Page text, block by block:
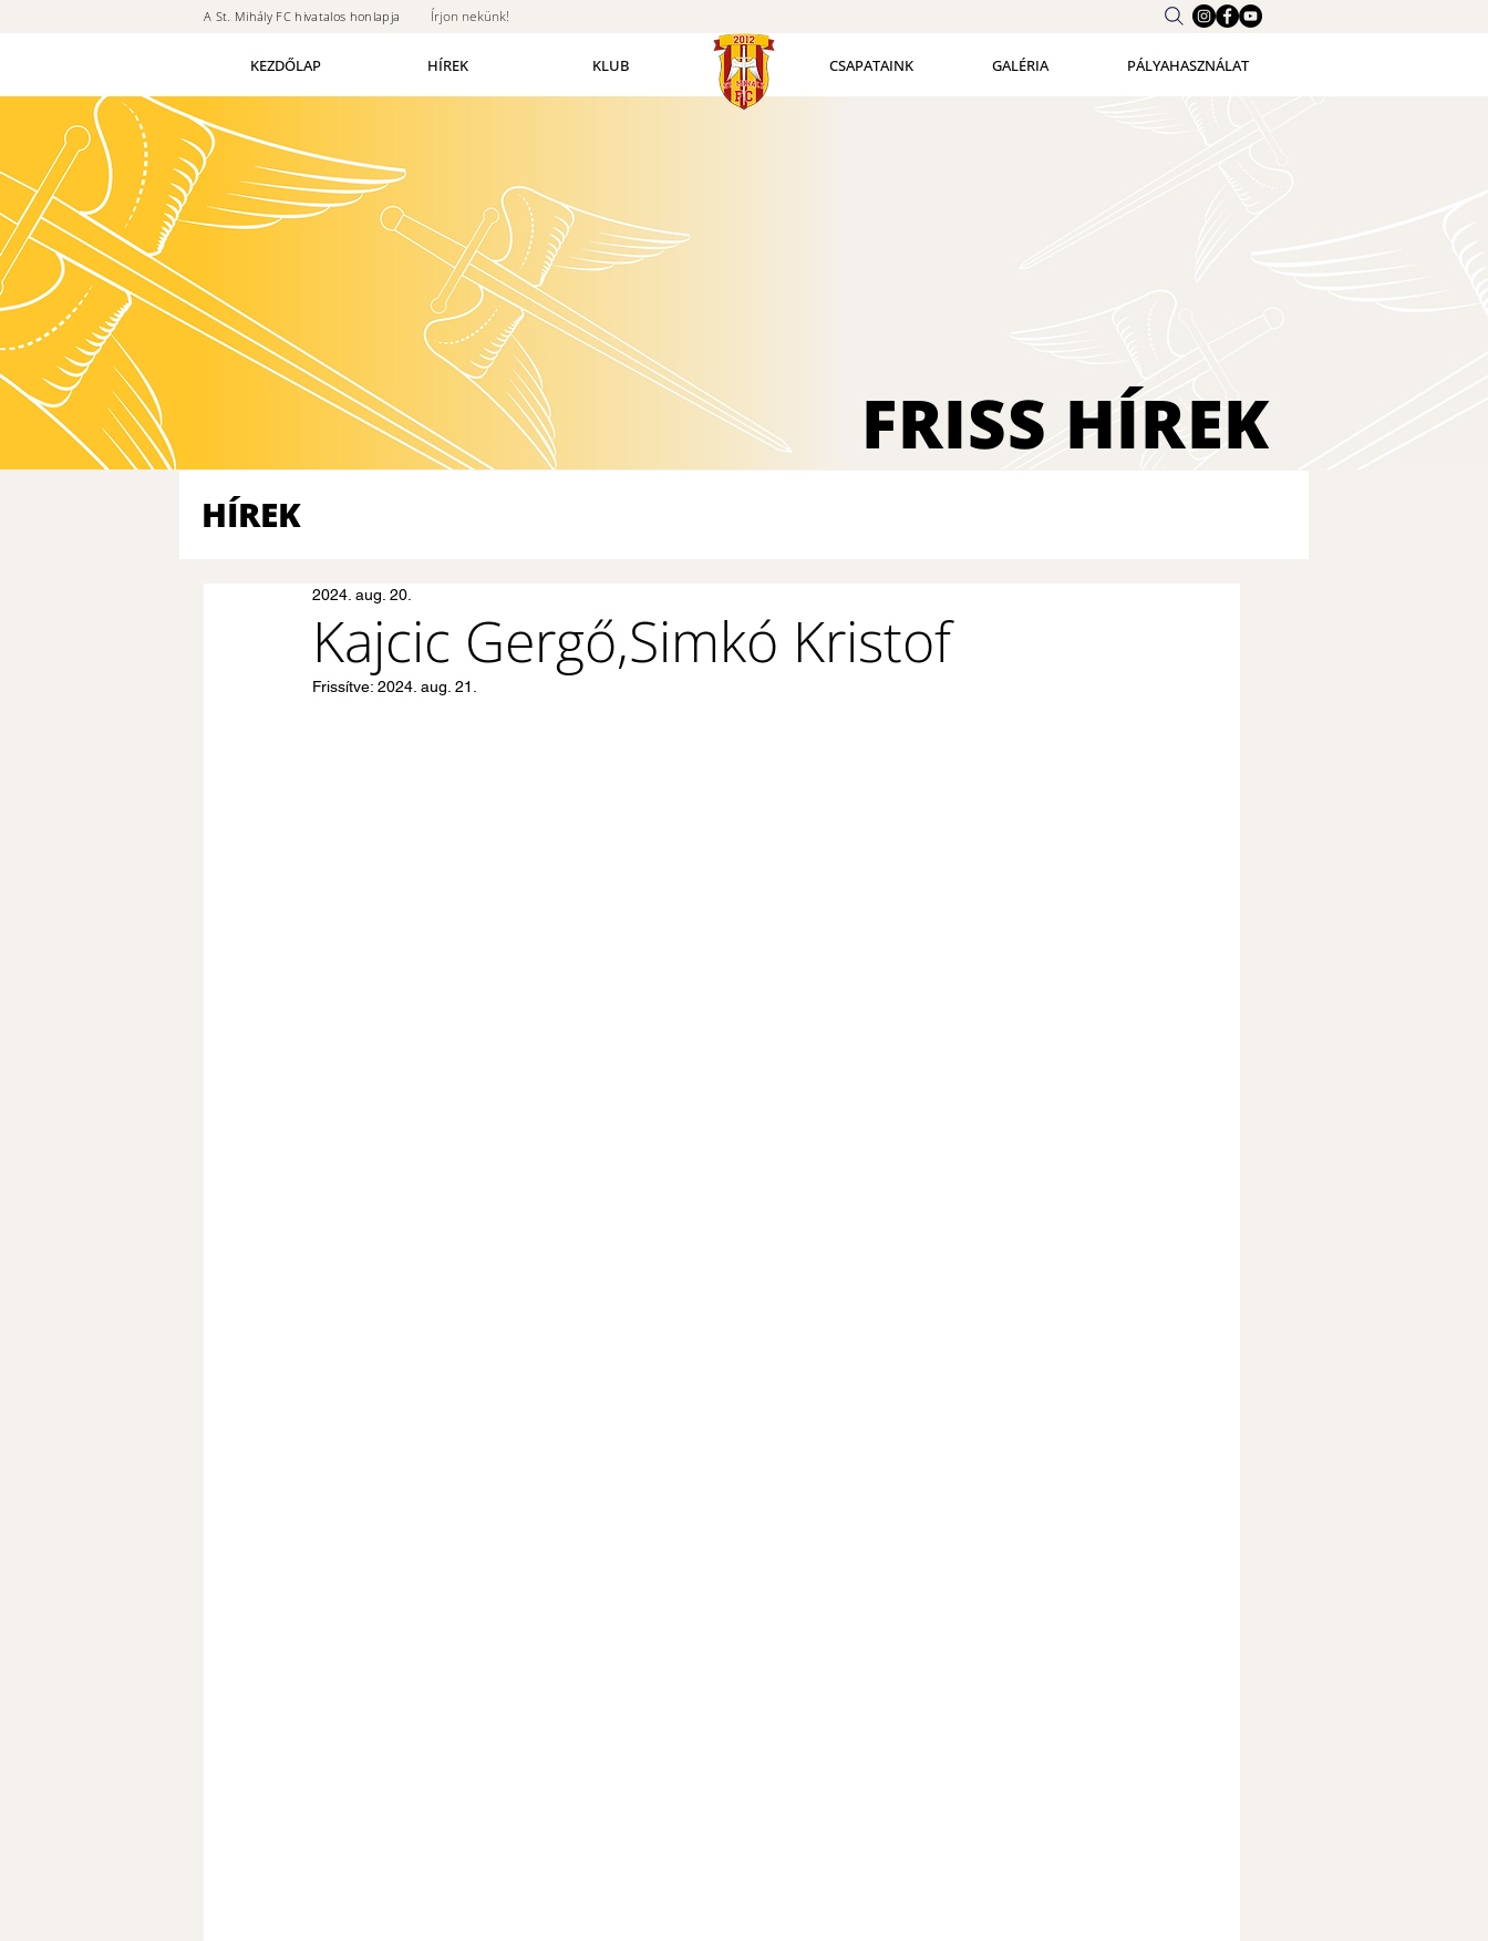
A St. Mihály FC hivatalos honlapja Írjon nekünk!
KEZDŐLAP HÍREK KLUB CSAPATAINK GALÉRIA PÁLYAHASZNÁLAT
FRISS HÍREK
HÍREK
Kajcic Gergő,Simkó Kristof
2024. aug. 20.
Frissítve: 2024. aug. 21.